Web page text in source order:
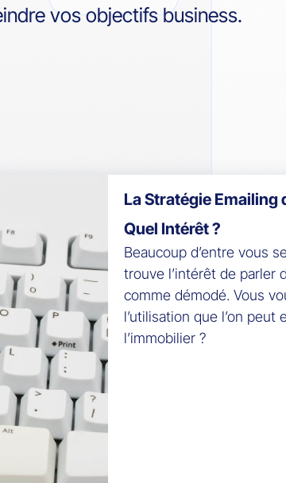
vos objectifs business.
La Stratégie Emailing
Quel Intérêt ?
Beaucoup d’entre vous
trouve l’intérêt de parler
comme démodé. Vous
l’utilisation que l’on
l’immobilier ?